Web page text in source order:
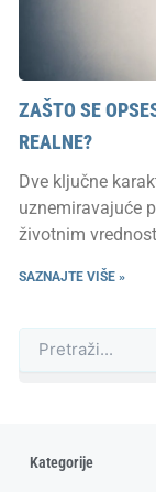
ZAŠTO SE
REALNE?
Dve ključne
uznemiravajuće
životnim
SAZNAJTE VIŠE »
Kategorije